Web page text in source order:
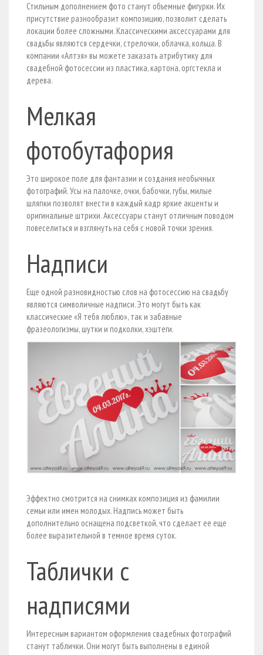
Стильным дополнением фото станут объемные фигурки. Их
присутствие разнообразит композицию, позволит сделать
локации более сложными. Классическими аксессуарами для
свадьбы являются сердечки, стрелочки, облачка, кольца. В
компании «Алтэя» вы можете заказать атрибутику для
свадебной фотосессии из пластика, картона, оргстекла и
дерева.
Мелкая
фотобутафория
Это широкое поле для фантазии и создания необычных
фотографий. Усы на палочке, очки, бабочки, губы, милые
шляпки позволят внести в каждый кадр яркие акценты и
оригинальные штрихи. Аксессуары станут отличным поводом
повеселиться и взглянуть на себя с новой точки зрения.
Надписи
Еще одной разновидностью слов на фотосессию на свадьбу
являются символичные надписи. Это могут быть как
классические «Я тебя люблю», так и забавные
фразеологизмы, шутки и подколки, хэштеги.
Эффектно смотрится на снимках композиция из фамилии
семьи или имен молодых. Надпись может быть
дополнительно оснащена подсветкой, что сделает ее еще
более выразительной в темное время суток.
Таблички с
надписями
Интересным вариантом оформления свадебных фотографий
станут таблички. Они могут быть выполнены в единой